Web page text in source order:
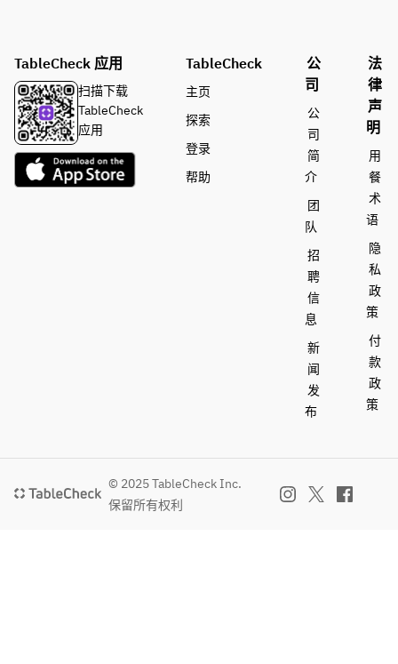
TableCheck 应用
扫描下载
TableCheck
应用
TableCheck
主页
探索
登录
帮助
公
司
公
司
简
介
团
队
招
聘
信
息
新
闻
发
布
法
律
声
明
用
餐
术
语
隐
私
政
策
付
款
政
策
© 2025 TableCheck Inc.
保留所有权利